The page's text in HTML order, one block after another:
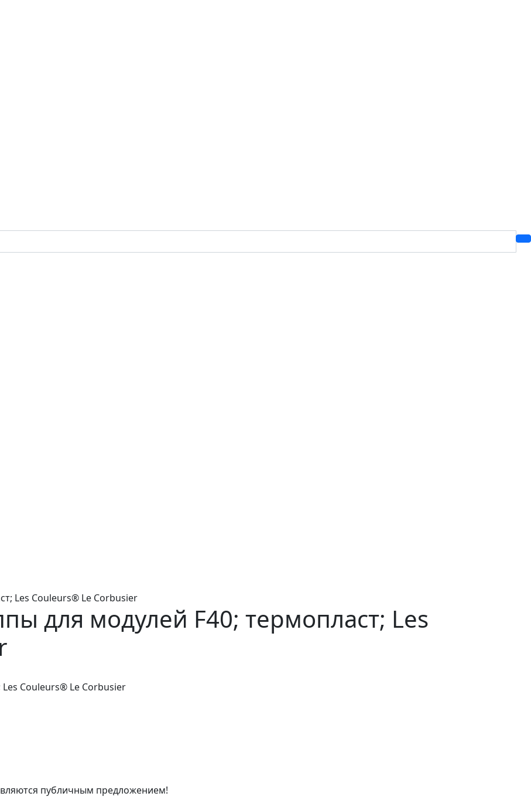
Les Couleurs® Le Corbusier
для модулей F40; термопласт; Les
Couleurs® Le Corbusier
публичным предложением!